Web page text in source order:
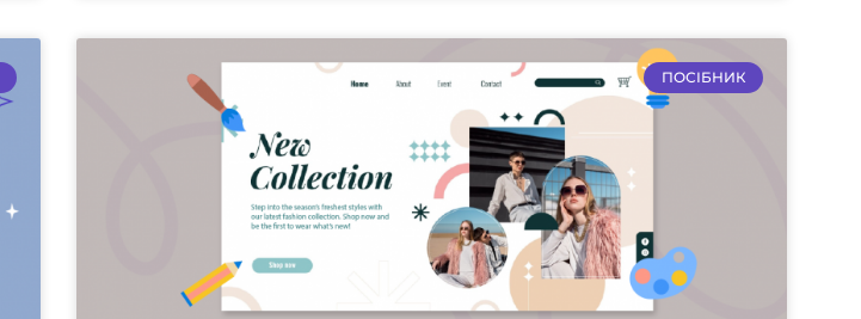
ПОСІБНИК